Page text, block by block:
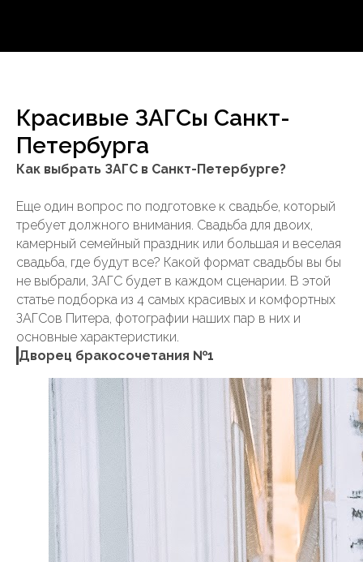
Красивые ЗАГСы Санкт-
Петербурга
Как выбрать ЗАГС в Санкт-Петербурге?
Еще один вопрос по подготовке к свадьбе, который
требует должного внимания. Свадьба для двоих,
камерный семейный праздник или большая и веселая
свадьба, где будут все? Какой формат свадьбы вы бы
не выбрали, ЗАГС будет в каждом сценарии. В этой
статье подборка из 4 самых красивых и комфортных
ЗАГСов Питера, фотографии наших пар в них и
основные характеристики.
Дворец бракосочетания №1